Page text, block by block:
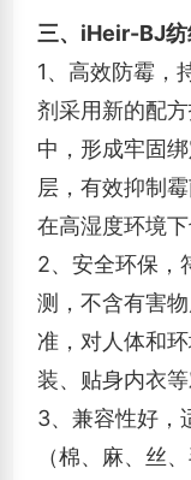
三、iHeir-BJ纺
1、高效防霉，
剂采用新的配
中，形成牢固
层，有效抑制
在高湿度环境
2、安全环保，
测，不含有害
准，对人体和
装、贴身内衣
3、兼容性好，
（棉、麻、丝